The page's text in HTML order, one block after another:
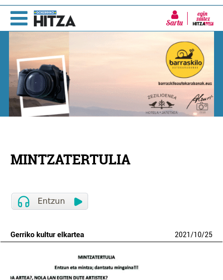
Sartu
MINTZATERTULIA
Gerriko kultur elkartea 2021/10/25